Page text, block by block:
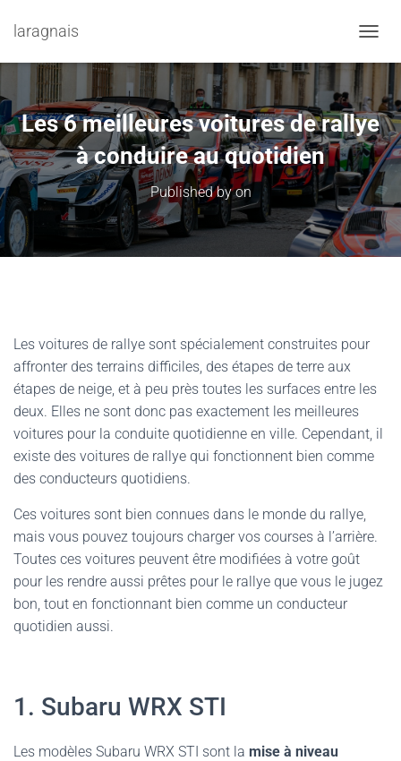
laragnais
Les 6 meilleures voitures de rallye
à conduire au quotidien
Published byon
Les voitures de rallye sont spécialement construites pour
affronter des terrains difficiles, des étapes de terre aux
étapes de neige, et à peu près toutes les surfaces entre les
deux. Elles ne sont donc pas exactement les meilleures
voitures pour la conduite quotidienne en ville. Cependant, il
existe des voitures de rallye qui fonctionnent bien comme
des conducteurs quotidiens.
Ces voitures sont bien connues dans le monde du rallye,
mais vous pouvez toujours charger vos courses à l’arrière.
Toutes ces voitures peuvent être modifiées à votre goût
pour les rendre aussi prêtes pour le rallye que vous le jugez
bon, tout en fonctionnant bien comme un conducteur
quotidien aussi.
1. Subaru WRX STI
Les modèles Subaru WRX STI sont la mise à niveau